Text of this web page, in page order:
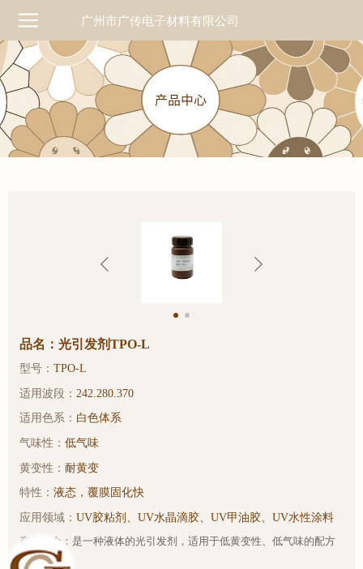
广州市广传电子材料有限公司
品名：光引发剂TPO-L
型号：TPO-L
适用波段： 242.280.370
适用色系： 白色体系
气味性：低气味
黄变性：耐黄变
特性：液态，覆膜固化快
应用领域：UV胶粘剂、UV水晶滴胶、UV甲油胶、UV水性涂料
产品简介：是一种液体的光引发剂，适用于低黄变性、低气味的配方
体系。